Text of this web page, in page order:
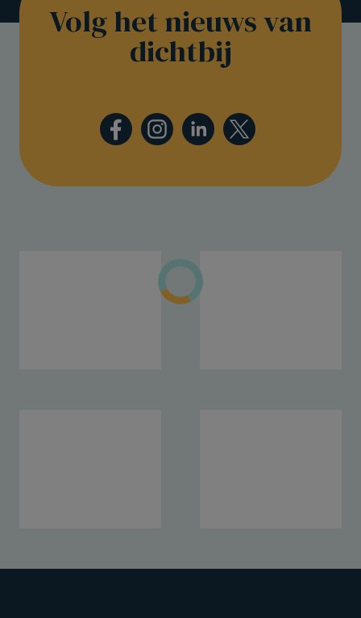
Volg het nieuws van
dichtbij